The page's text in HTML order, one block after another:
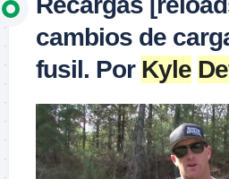
cambios de
fusil. Por Kyle